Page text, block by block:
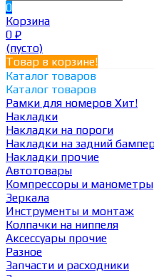
0
Корзина
0 ₽
(пусто)
Товар в корзине!
Каталог товаров
Каталог товаров
Рамки для номеров Хит!
Накладки
Накладки на пороги
Накладки на задний
Накладки прочие
Автотовары
Компрессоры и манометры
Зеркала
Инструменты и монтаж
Колпачки на ниппеля
Аксессуары прочие
Разное
Запчасти и расходники